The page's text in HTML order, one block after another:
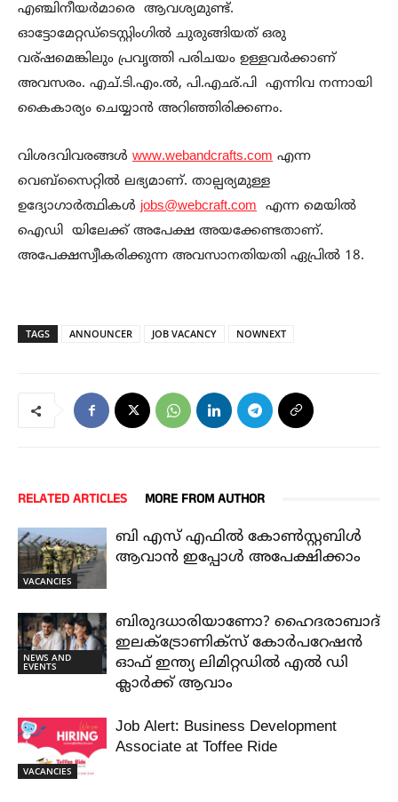
എഞ്ചിനീയർമാരെ ആവശ്യമുണ്ട്.
ഓട്ടോമേറ്റഡ്ടെസ്റ്റിംഗിൽ ചുരുങ്ങിയത് ഒരു
വര്ഷമെങ്കിലും പ്രവൃത്തി പരിചയം ഉള്ളവർക്കാണ്
അവസരം. എച്.ടി.എം.ൽ, പി.എഛ്.പി എന്നിവ നന്നായി
കൈകാര്യം ചെയ്യാൻ അറിഞ്ഞിരിക്കണം.
വിശദവിവരങ്ങൾ www.webandcrafts.com എന്ന
വെബ്സൈറ്റിൽ ലഭ്യമാണ്. താല്പര്യമുള്ള
ഉദ്യോഗാർത്ഥികൾ jobs@webcraft.com എന്ന മെയിൽ
ഐഡി യിലേക്ക് അപേക്ഷ അയക്കേണ്ടതാണ്.
അപേക്ഷസ്വീകരിക്കുന്ന അവസാനതിയതി ഏപ്രിൽ 18.
TAGS ANNOUNCER JOB VACANCY NOWNEXT
RELATED ARTICLES MORE FROM AUTHOR
VACANCIES
ബി എസ് എഫിൽ കോൺസ്റ്റബിൾ
ആവാൻ ഇപ്പോൾ അപേക്ഷിക്കാം
NEWS AND
EVENTS
ബിരുദധാരിയാണോ? ഹൈദരാബാദ്
ഇലക്ട്രോണിക്സ് കോർപറേഷൻ
ഓഫ് ഇന്ത്യ ലിമിറ്റഡിൽ എൽ ഡി
ക്ലാർക്ക് ആവാം
VACANCIES
Job Alert: Business Development
Associate at Toffee Ride